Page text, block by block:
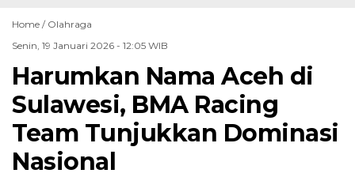
Home / Olahraga
Senin, 19 Januari 2026 - 12:05 WIB
Harumkan Nama Aceh di
Sulawesi, BMA Racing
Team Tunjukkan Dominasi
Nasional